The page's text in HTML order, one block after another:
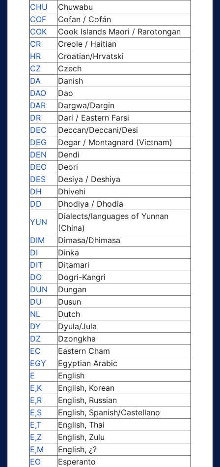
CHU
Chuwabu
COF
Cofan / Cofán
COK
Cook Islands Maori / Rarotongan
CR
Creole / Haitian
HR
Croatian/Hrvatski
CZ
Czech
DA
Danish
DAO
Dao
DAR
Dargwa/Dargin
DR
Dari / Eastern Farsi
DEC
Deccan/Deccani/Desi
DEG
Degar / Montagnard (Vietnam)
DEN
Dendi
DEO
Deori
DES
Desiya / Deshiya
DH
Dhivehi
DD
Dhodiya / Dhodia
YUN
Dialects/languages of Yunnan
(China)
DIM
Dimasa/Dhimasa
DI
Dinka
DIT
Ditamari
DO
Dogri-Kangri
DUN
Dungan
DU
Dusun
NL
Dutch
DY
Dyula/Jula
DZ
Dzongkha
EC
Eastern Cham
EGY
Egyptian Arabic
E
English
E,K
English, Korean
E,R
English, Russian
E,S
English, Spanish/Castellano
E,T
English, Thai
E,Z
English, Zulu
E,M
English, ¿?
EO
Esperanto